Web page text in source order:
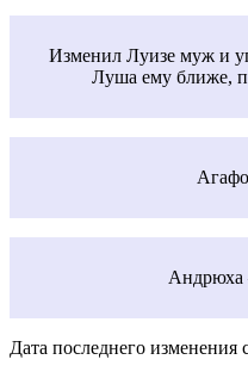
Изменил Луизе муж и
Луша ему ближе,
Андрюха
Дата последнего изменения